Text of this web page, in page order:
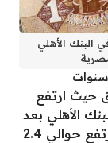
اليوم ركب الصاروخ ووصل 18.15 في البنك الأهلي
حيث ارتفع
في البنك الأهلي بعد
أن كان سعره 15.75 أمس أي أن الدولار ارتفع حوالي 2.4